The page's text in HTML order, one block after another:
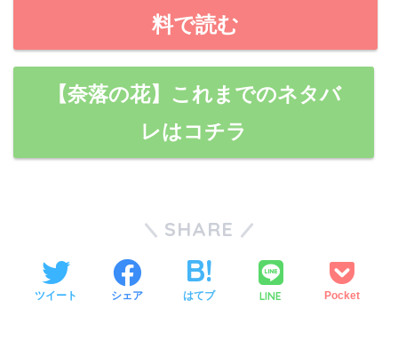
料で読む
【奈落の花】これまでのネタバ
レはコチラ
SHARE
ツイート シェア はてブ LINE Pocket